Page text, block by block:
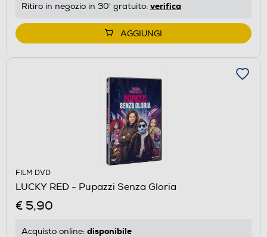
Ritiro in negozio in 30' gratuito: verifica
AGGIUNGI
FILM DVD
LUCKY RED - Pupazzi Senza Gloria
€ 5,90
Acquisto online: disponibile